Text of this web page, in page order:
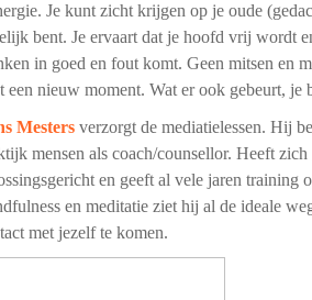
Je kunt zicht krijgen op je oude
bent. Je ervaart dat je hoofd vrij wordt
in goed en fout komt. Geen mitsen en
een nieuw moment. Wat er ook gebeurt, je
Mesters verzorgt de mediatielessen. Hij
mensen als coach/counsellor. Heeft zich
en geeft al vele jaren training
en meditatie ziet hij al de ideale
met jezelf te komen.